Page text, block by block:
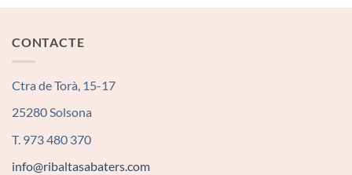
CONTACTE
Ctra de Torà, 15-17
25280 Solsona
T. 973 480 370
info@ribaltasabaters.com